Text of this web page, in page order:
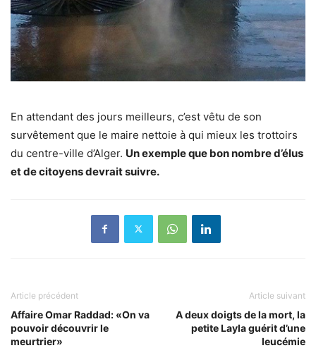
En attendant des jours meilleurs, c’est vêtu de son
survêtement que le maire nettoie à qui mieux les trottoirs
du centre-ville d’Alger. Un exemple que bon nombre d’élus
et de citoyens devrait suivre.
Article précédent
Affaire Omar Raddad: «On va
pouvoir découvrir le
meurtrier»
Article suivant
A deux doigts de la mort, la
petite Layla guérit d’une
leucémie